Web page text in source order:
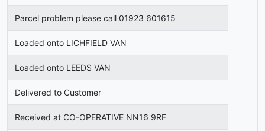
Parcel problem please call 01923 601615
Loaded onto LICHFIELD VAN
Loaded onto LEEDS VAN
Delivered to Customer
Received at CO-OPERATIVE NN16 9RF